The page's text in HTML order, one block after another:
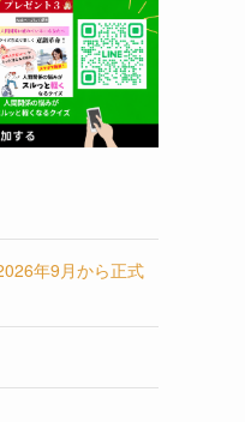
年9月から正式